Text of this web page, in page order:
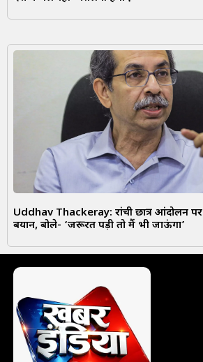
Uddhav Thackeray: रांची छात्र आंदोलन पर
बयान, बोले- ‘जरूरत पड़ी तो मैं भी जाऊंगा’